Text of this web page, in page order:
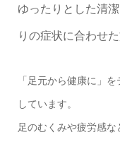
ゆったりとした清
りの症状に合わせ
「足元から健康に」
しています。
足のむくみや疲労感